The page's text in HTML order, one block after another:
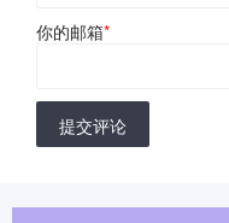
你的邮箱*
提交评论